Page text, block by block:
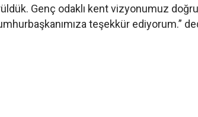
Genç odaklı kent vizyonumuz
teşekkür ediyorum.”